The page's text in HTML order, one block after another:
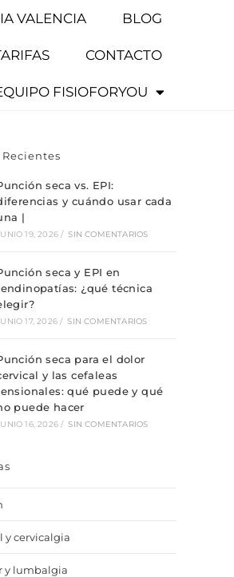
VALENCIA BLOG
CONTACTO
FISIOFORYOU
seca vs. EPI:
y cuándo usar cada
|
19, 2026 / SIN COMENTARIOS
seca y EPI en
¿qué técnica
17, 2026 / SIN COMENTARIOS
seca para el dolor
y las cefaleas
qué puede y qué
puede hacer
16, 2026 / SIN COMENTARIOS
y cervicalgia
y lumbalgia